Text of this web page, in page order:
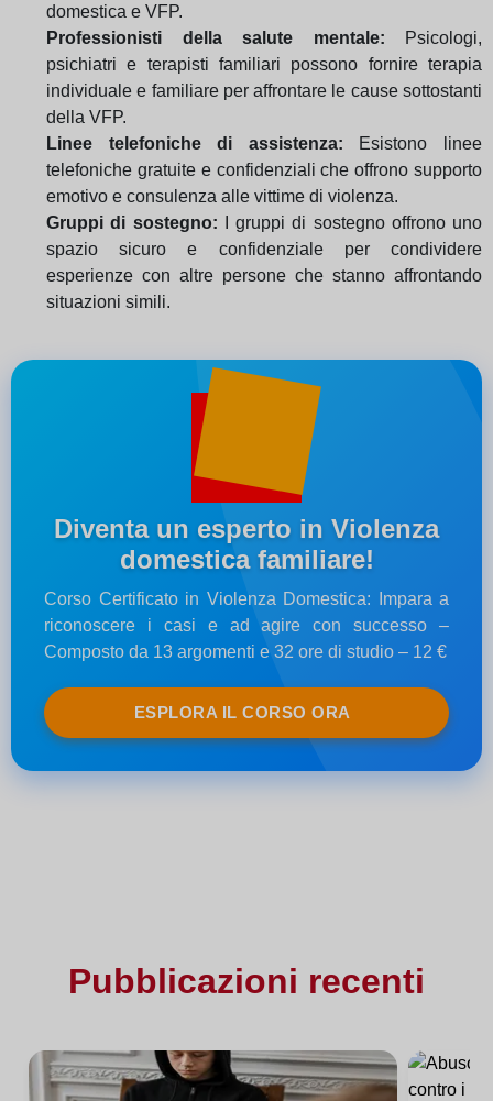
domestica e VFP.
Professionisti della salute mentale: Psicologi,
psichiatri e terapisti familiari possono fornire terapia
individuale e familiare per affrontare le cause sottostanti
della VFP.
Linee telefoniche di assistenza: Esistono linee
telefoniche gratuite e confidenziali che offrono supporto
emotivo e consulenza alle vittime di violenza.
Gruppi di sostegno: I gruppi di sostegno offrono uno
spazio sicuro e confidenziale per condividere
esperienze con altre persone che stanno affrontando
situazioni simili.
Diventa un esperto in Violenza
domestica familiare!
Corso Certificato in Violenza Domestica: Impara a
riconoscere i casi e ad agire con successo –
Composto da 13 argomenti e 32 ore di studio – 12 €
ESPLORA IL CORSO ORA
Pubblicazioni recenti